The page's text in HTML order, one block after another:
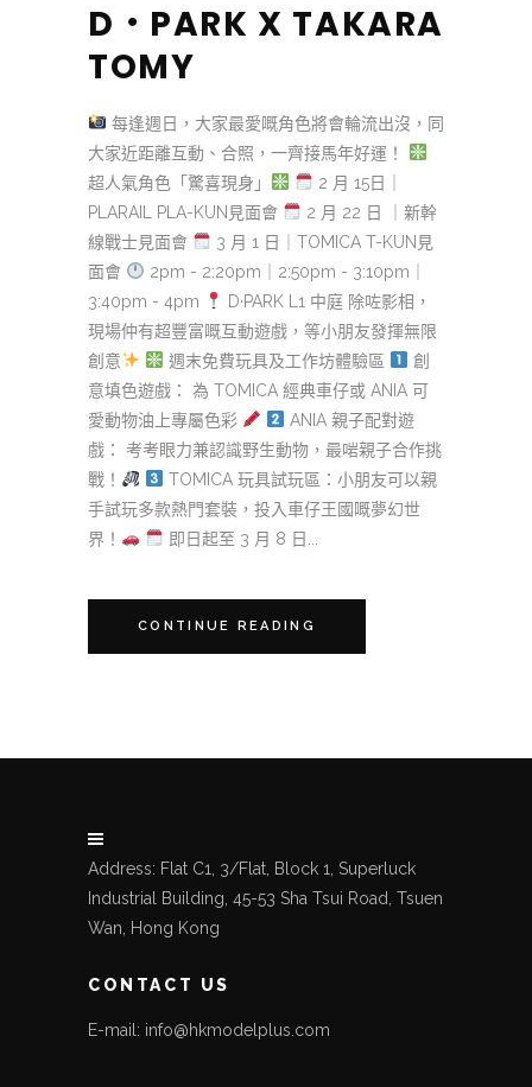
D‧PARK X TAKARA
TOMY
每逢週日，大家最愛嘅角色將會輪流出沒，同
大家近距離互動、合照，一齊接馬年好運！
超人氣角色「驚喜現身」
2 月 15日｜
PLARAIL PLA-KUN見面會
2 月 22 日 ｜新幹
線戰士見面會
3 月 1 日｜TOMICA T-KUN見
面會
2pm - 2:20pm｜2:50pm - 3:10pm｜
3:40pm - 4pm
D·PARK L1 中庭 除咗影相，
現場仲有超豐富嘅互動遊戲，等小朋友發揮無限
創意
週末免費玩具及工作坊體驗區
創
意填色遊戲： 為 TOMICA 經典車仔或 ANIA 可
愛動物油上專屬色彩
ANIA 親子配對遊
戲： 考考眼力兼認識野生動物，最啱親子合作挑
戰！
TOMICA 玩具試玩區：小朋友可以親
手試玩多款熱門套裝，投入車仔王國嘅夢幻世
界！
即日起至 3 月 8 日...
CONTINUE READING
Address: Flat C1, 3/Flat, Block 1, Superluck
Industrial Building, 45-53 Sha Tsui Road, Tsuen
Wan, Hong Kong
CONTACT US
E-mail: info@hkmodelplus.com